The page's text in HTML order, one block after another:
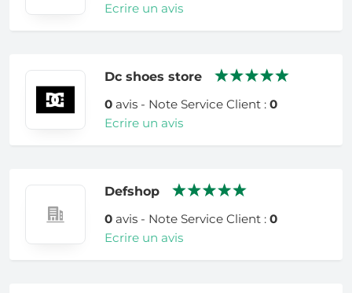
Ecrire un avis
Dc shoes store
0avis - Note Service Client : 0
Ecrire un avis
Defshop
0avis - Note Service Client : 0
Ecrire un avis